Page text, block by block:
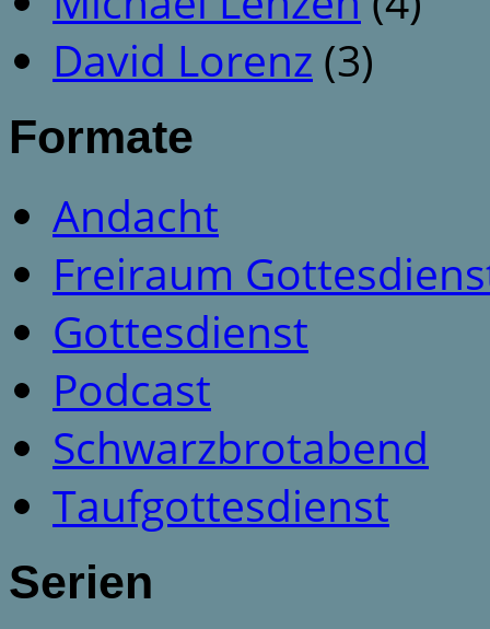
David Lorenz (3)
Formate
Andacht
Freiraum
Gottesdienst
Podcast
Schwarzbrotabend
Taufgottesdienst
Serien